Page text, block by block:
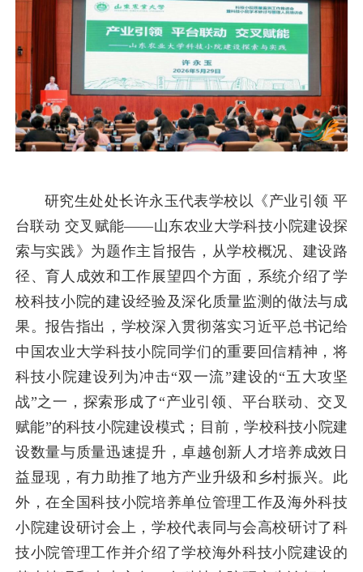
研究生处处长许永玉代表学校以《产业引领 平
台联动 交叉赋能——山东农业大学科技小院建设探
索与实践》为题作主旨报告，从学校概况、建设路
径、育人成效和工作展望四个方面，系统介绍了学
校科技小院的建设经验及深化质量监测的做法与成
果。报告指出，学校深入贯彻落实习近平总书记给
中国农业大学科技小院同学们的重要回信精神，将
科技小院建设列为冲击“双一流”建设的“五大攻坚
战”之一，探索形成了“产业引领、平台联动、交叉
赋能”的科技小院建设模式；目前，学校科技小院建
设数量与质量迅速提升，卓越创新人才培养成效日
益显现，有力助推了地方产业升级和乡村振兴。此
外，在全国科技小院培养单位管理工作及海外科技
小院建设研讨会上，学校代表同与会高校研讨了科
技小院管理工作并介绍了学校海外科技小院建设的